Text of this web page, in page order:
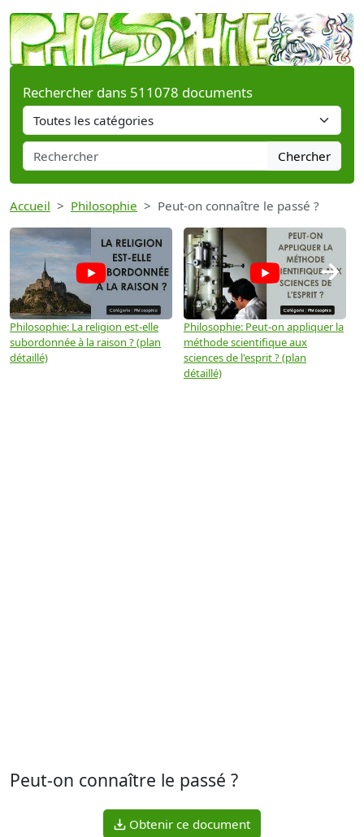
Rechercher dans 511078 documents
Chercher
Accueil Philosophie Peut-on connaître le passé ?
Philosophie: La religion est-elle
subordonnée à la raison ? (plan
détaillé)
Philosophie: Peut-on appliquer la
méthode scientifique aux
sciences de l'esprit ? (plan
détaillé)
→
Peut-on connaître le passé ?
Obtenir ce document